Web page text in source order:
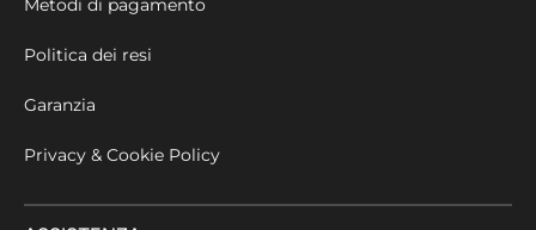
Metodi di pagamento
Politica dei resi
Garanzia
Privacy & Cookie Policy